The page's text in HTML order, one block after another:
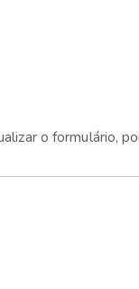
o formulário,